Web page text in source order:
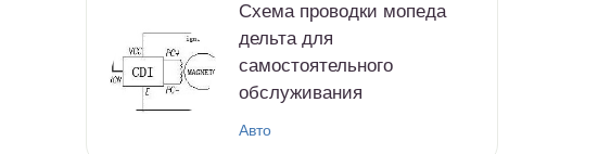
Схема проводки мопеда
дельта для
самостоятельного
обслуживания
Авто